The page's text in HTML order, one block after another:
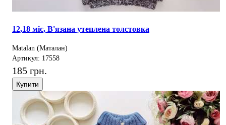
12,18 міс, В'язана утеплена толстовка
Matalan (Маталан)
Артикул: 17558
185 грн.
Купити